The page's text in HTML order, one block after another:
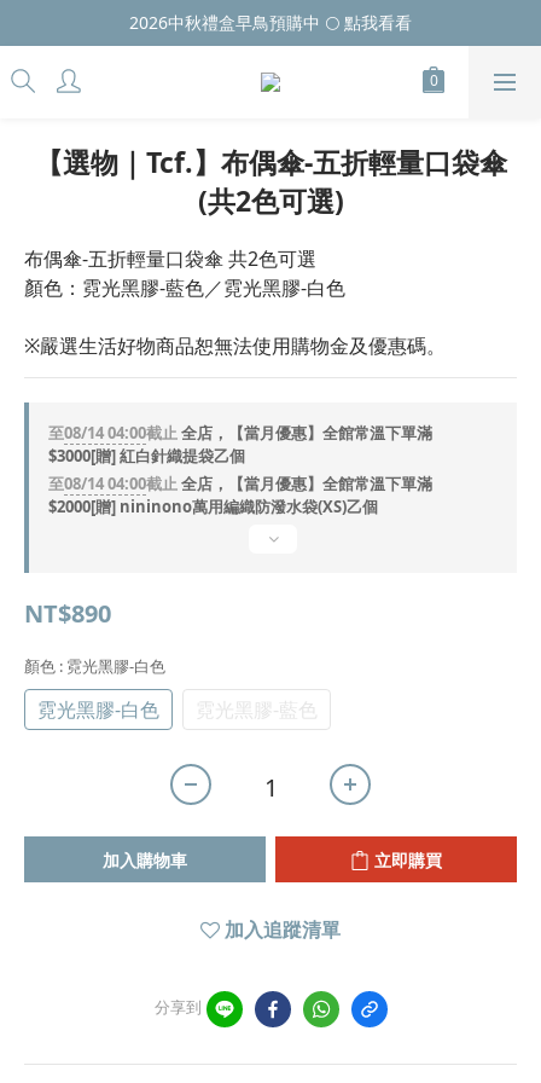
2026中秋禮盒早鳥預購中 🌕 點我看看
【選物｜Tcf.】布偶傘-五折輕量口袋傘
(共2色可選)
布偶傘-五折輕量口袋傘 共2色可選
顏色：霓光黑膠-藍色／霓光黑膠-白色
※嚴選生活好物商品恕無法使用購物金及優惠碼。
至08/14 04:00截止全店，【當月優惠】全館常溫下單滿
$3000[贈] 紅白針織提袋乙個
至08/14 04:00截止全店，【當月優惠】全館常溫下單滿
$2000[贈] nininono萬用編織防潑水袋(XS)乙個
NT$890
顏色 : 霓光黑膠-白色
霓光黑膠-白色 霓光黑膠-藍色
加入購物車 立即購買
加入追蹤清單
分享到